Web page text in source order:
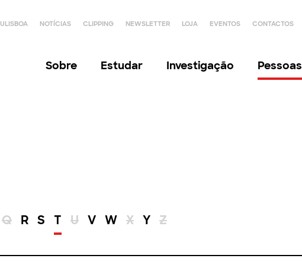
ULISBOA NOTÍCIAS CLIPPING NEWSLETTER LOJA EVENTOS CONTACTOS
Sobre Estudar Investigação Pessoas
Q R S T U V W X Y Z